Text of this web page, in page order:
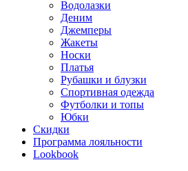
Водолазки
Деним
Джемперы
Жакеты
Носки
Платья
Рубашки и блузки
Спортивная одежда
Футболки и топы
Юбки
Скидки
Программа лояльности
Lookbook